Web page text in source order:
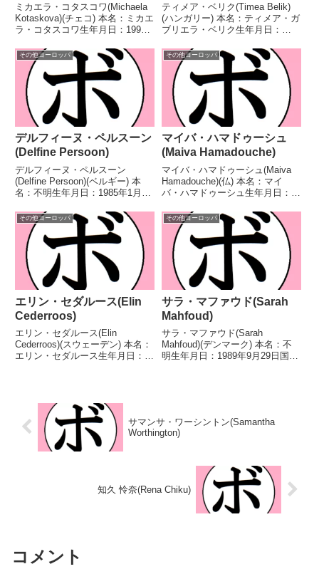
ミカエラ・コタスコワ(Michaela
Kotaskova)(チェコ) 本名：ミカエ
ラ・コタスコワ生年月日：1991
戦12勝(4KO)1敗2分 【獲得タイ
トル】WBFインターコンチネン
タル女子ウェルター級王...
ティメア・ベリク(Timea Belik)
(ハンガリー) 本名：ティメア・ガ
ブリエラ・ベリク生年月日：
戦績：21戦11勝(4KO)10敗 【獲
得タイトル】なし 【戦歴】
2014/12/13 ●4R判定 0...
その他ヨーロッパ
デルフィーヌ・ペルスーン
(Delfine Persoon)
デルフィーヌ・ペルスーン
(Delfine Persoon)(ベルギー) 本
名：不明生年月日：1985年1月14
勝(20KO)4敗2無効試合 【獲得タ
イトル】IBOインターコンチネン
タル女子スーパーフェザー級王...
その他ヨーロッパ
マイバ・ハマドゥーシュ
(Maiva Hamadouche)
マイバ・ハマドゥーシュ(Maiva
Hamadouche)(仏) 本名：マイ
バ・ハマドゥーシュ生年月日：
戦22勝(18KO)2敗 【獲得タイト
ル】WBC女子ライト級シルバー
王座フランス女子ライト級王座
E...
その他ヨーロッパ
エリン・セダルース(Elin
Cederroos)
エリン・セダルース(Elin
Cederroos)(スウェーデン) 本名：
エリン・セダルース生年月日：
スーパーミドル級王座第3代
その他ヨーロッパ
サラ・マファウド(Sarah
Mahfoud)
サラ・マファウド(Sarah
Mahfoud)(デンマーク) 本名：不
明生年月日：1989年9月29日国
サマンサ・ワーシントン(Samantha
Worthington)
知久 怜奈(Rena Chiku)
コメント